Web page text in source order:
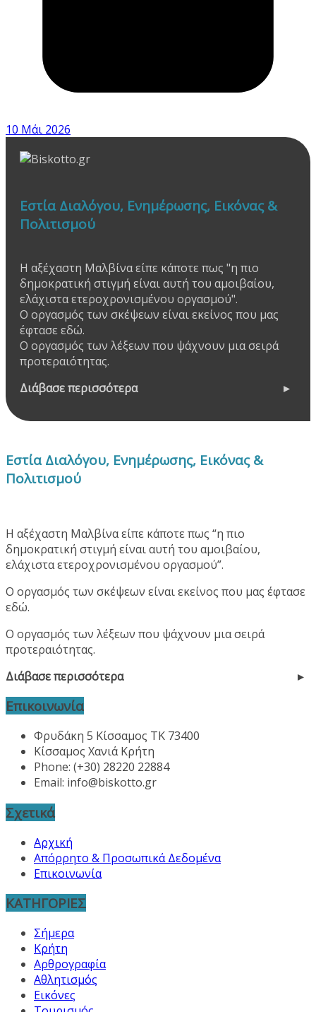
10 Μάι 2026
Εστία Διαλόγου, Ενημέρωσης, Εικόνας &
Πολιτισμού
Η αξέχαστη Μαλβίνα είπε κάποτε πως "η πιο
δημοκρατική στιγμή είναι αυτή του αμοιβαίου,
ελάχιστα ετεροχρονισμένου οργασμού".
Ο οργασμός των σκέψεων είναι εκείνος που μας
έφτασε εδώ.
Ο οργασμός των λέξεων που ψάχνουν μια σειρά
προτεραιότητας.
Διάβασε περισσότερα
Εστία Διαλόγου, Ενημέρωσης, Εικόνας &
Πολιτισμού
Η αξέχαστη Μαλβίνα είπε κάποτε πως “η πιο
δημοκρατική στιγμή είναι αυτή του αμοιβαίου,
ελάχιστα ετεροχρονισμένου οργασμού”.
Ο οργασμός των σκέψεων είναι εκείνος που μας έφτασε
εδώ.
Ο οργασμός των λέξεων που ψάχνουν μια σειρά
προτεραιότητας.
Διάβασε περισσότερα
Επικοινωνία
Φρυδάκη 5 Κίσσαμος ΤΚ 73400
Κίσσαμος Χανιά Κρήτη
Phone: (+30) 28220 22884
Email: info@biskotto.gr
Σχετικά
Αρχική
Απόρρητο & Προσωπικά Δεδομένα
Επικοινωνία
ΚΑΤΗΓΟΡΙΕΣ
Σήμερα
Κρήτη
Αρθρογραφία
Αθλητισμός
Εικόνες